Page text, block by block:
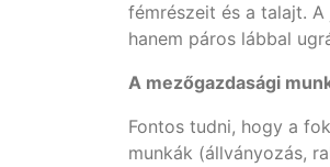
fémrészeit és a talajt.
hanem páros lábbal
A mezőgazdasági
Fontos tudni, hogy a
munkák (állványozás,